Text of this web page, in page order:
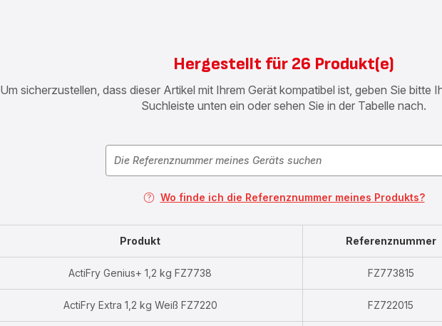
Hergestellt für 26 Produkt(e)
Um sicherzustellen, dass dieser Artikel mit Ihrem Gerät kompatibel ist, geben Sie bitte
Suchleiste unten ein oder sehen Sie in der Tabelle nach.
Wo finde ich die Referenznummer meines Produkts?
Produkt Referenznummer
ActiFry Genius+ 1,2 kg FZ7738 FZ773815
ActiFry Extra 1,2 kg Weiß FZ7220
FZ722015